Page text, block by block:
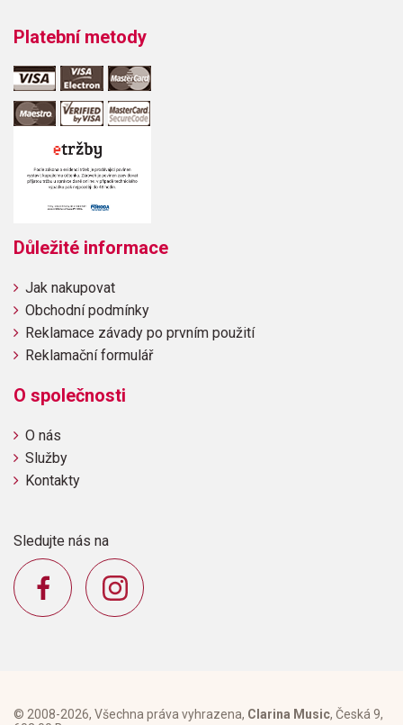
Platební metody
Důležité informace
Jak nakupovat
Obchodní podmínky
Reklamace závady po prvním použití
Reklamační formulář
O společnosti
O nás
Služby
Kontakty
Sledujte nás na
© 2008-2026, Všechna práva vyhrazena, Clarina Music, Česká 9,